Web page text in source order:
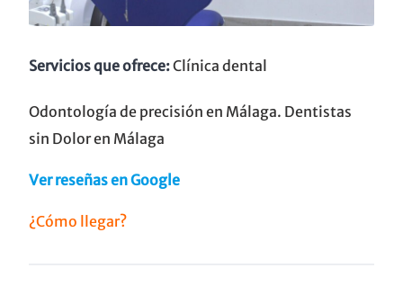
Servicios que ofrece:Clínica dental
Odontología de precisión en Málaga. Dentistas
sin Dolor en Málaga
Ver reseñas en Google
¿Cómo llegar?